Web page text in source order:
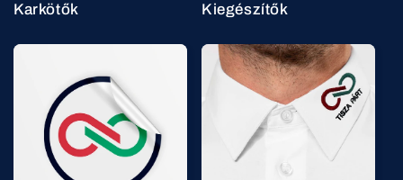
Karkötők Kiegészítők